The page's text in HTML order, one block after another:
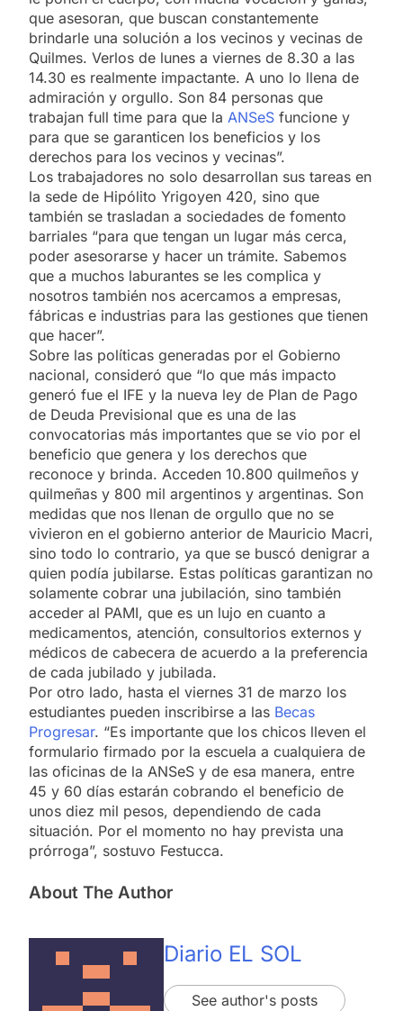
que asesoran, que buscan constantemente
brindarle una solución a los vecinos y vecinas de
Quilmes. Verlos de lunes a viernes de 8.30 a las
14.30 es realmente impactante. A uno lo llena de
admiración y orgullo. Son 84 personas que
trabajan full time para que la ANSeS funcione y
para que se garanticen los beneficios y los
derechos para los vecinos y vecinas”.
Los trabajadores no solo desarrollan sus tareas en
la sede de Hipólito Yrigoyen 420, sino que
también se trasladan a sociedades de fomento
barriales “para que tengan un lugar más cerca,
poder asesorarse y hacer un trámite. Sabemos
que a muchos laburantes se les complica y
nosotros también nos acercamos a empresas,
fábricas e industrias para las gestiones que tienen
que hacer”.
Sobre las políticas generadas por el Gobierno
nacional, consideró que “lo que más impacto
generó fue el IFE y la nueva ley de Plan de Pago
de Deuda Previsional que es una de las
convocatorias más importantes que se vio por el
beneficio que genera y los derechos que
reconoce y brinda. Acceden 10.800 quilmeños y
quilmeñas y 800 mil argentinos y argentinas. Son
medidas que nos llenan de orgullo que no se
vivieron en el gobierno anterior de Mauricio Macri,
sino todo lo contrario, ya que se buscó denigrar a
quien podía jubilarse. Estas políticas garantizan no
solamente cobrar una jubilación, sino también
acceder al PAMI, que es un lujo en cuanto a
medicamentos, atención, consultorios externos y
médicos de cabecera de acuerdo a la preferencia
de cada jubilado y jubilada.
Por otro lado, hasta el viernes 31 de marzo los
estudiantes pueden inscribirse a las Becas
Progresar. “Es importante que los chicos lleven el
formulario firmado por la escuela a cualquiera de
las oficinas de la ANSeS y de esa manera, entre
45 y 60 días estarán cobrando el beneficio de
unos diez mil pesos, dependiendo de cada
situación. Por el momento no hay prevista una
prórroga”, sostuvo Festucca.
About The Author
Diario EL SOL
See author's posts